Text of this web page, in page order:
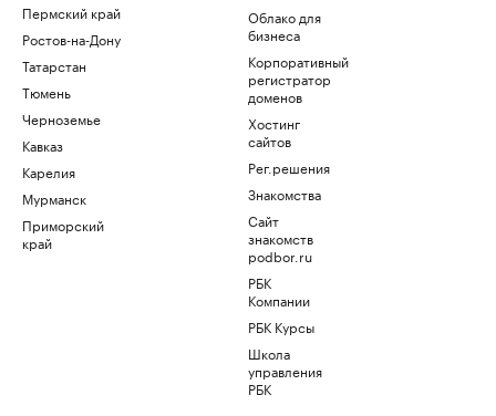
Пермский край
Ростов-на-Дону
Татарстан
Тюмень
Черноземье
Кавказ
Карелия
Мурманск
Приморский
край
Облако для
бизнеса
Корпоративный
регистратор
доменов
Хостинг
сайтов
Рег.решения
Знакомства
Сайт
знакомств
podbor.ru
РБК
Компании
РБК Курсы
Школа
управления
РБК